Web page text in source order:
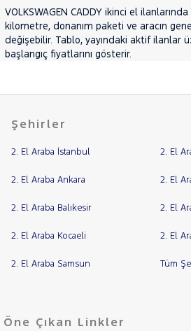
VARIANT
POLO
Taigo
T-
VOLVO
VOLKSWAGEN CADDY ikinci el
kilometre, donanım paketi ve aracın
değişebilir. Tablo, yayındaki aktif ilanlar
başlangıç fiyatlarını gösterir.
Şehirler
2. El Araba İstanbul 2. El
2. El Araba Ankara 2. El
2. El Araba Balıkesir 2. El
2. El Araba Kocaeli 2. El
2. El Araba Samsun Tüm
Öne Çıkan Linkler